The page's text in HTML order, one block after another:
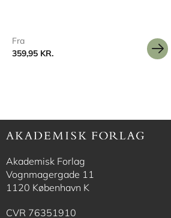
Fra
359,95 KR.
Akademisk Forlag
Vognmagergade 11
1120 København K
CVR 76351910